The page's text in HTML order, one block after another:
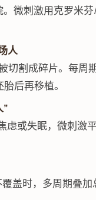
微刺激用克罗米
人
切割成碎片。每周
后再移植。
虑或失眠，微刺激
盖时，多周期叠